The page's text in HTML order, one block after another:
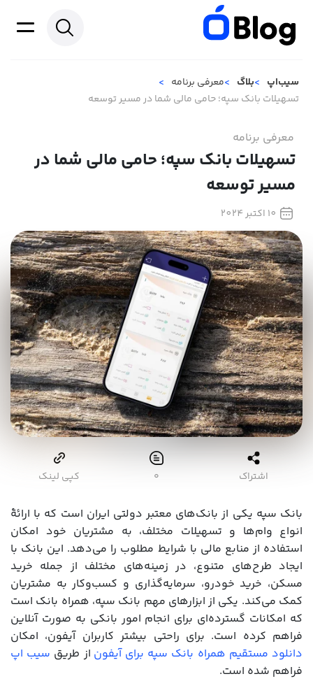
سیب‌اپ بلاگ
معرفی برنامه
تسهیلات بانک سپه؛ حامی مالی شما در مسیر توسعه
معرفی برنامه
تسهیلات بانک سپه؛ حامی مالی شما در
مسیر توسعه
10 اکتبر 2024
اشتراک ۰ کپی لینک
بانک سپه یکی از بانک‌های معتبر دولتی ایران است که با ارائۀ
انواع وام‌ها و تسهیلات مختلف، به مشتریان خود امکان
استفاده از منابع مالی با شرایط مطلوب را می‌دهد. این بانک با
ایجاد طرح‌های متنوع، در زمینه‌های مختلف از جمله خرید
مسکن، خرید خودرو، سرمایه‌گذاری و کسب‌وکار به مشتریان
کمک می‌کند. یکی از ابزارهای مهم بانک سپه، همراه بانک است
که امکانات گسترده‌ای برای انجام امور بانکی به صورت آنلاین
فراهم کرده است. برای راحتی بیشتر کاربران آیفون، امکان
دانلود مستقیم همراه بانک سپه برای آیفون از طریق سیب اپ
فراهم شده است.